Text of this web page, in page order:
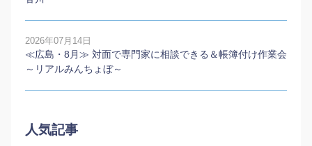
2026年07月14日
≪広島・8月≫ 対面で専門家に相談できる＆帳簿付け作業会
～リアルみんちょぼ～
人気記事